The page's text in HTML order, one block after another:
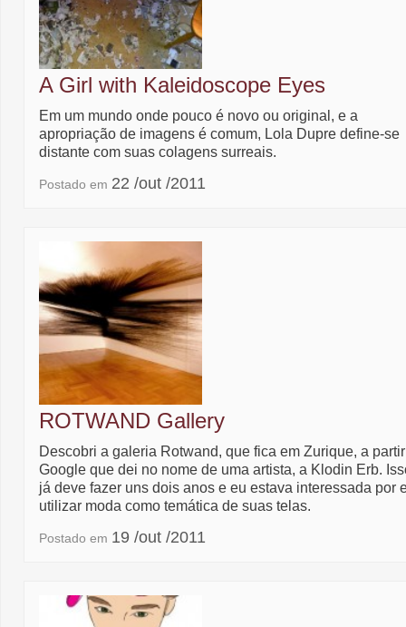
A Girl with Kaleidoscope Eyes
Em um mundo onde pouco é novo ou original, e a
apropriação de imagens é comum, Lola Dupre define-se
distante com suas colagens surreais.
Postado em 22 /out /2011
ROTWAND Gallery
Descobri a galeria Rotwand, que fica em Zurique, a
Google que dei no nome de uma artista, a Klodin Erb.
já deve fazer uns dois anos e eu estava interessada por
utilizar moda como temática de suas telas.
Postado em 19 /out /2011